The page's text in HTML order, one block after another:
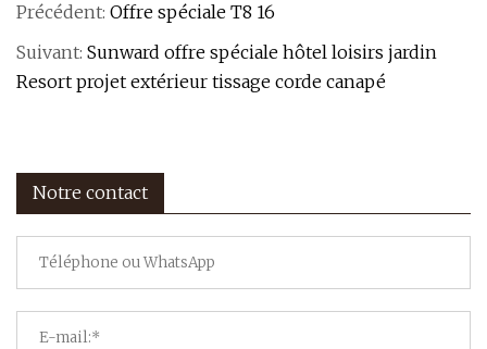
Précédent: Offre spéciale T8 16
Suivant: Sunward offre spéciale hôtel loisirs jardin
Resort projet extérieur tissage corde canapé
Notre contact